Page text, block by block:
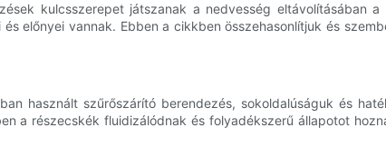
kulcsszerepet játszanak a nedvesség eltávolításában
előnyei vannak. Ebben a cikkben összehasonlítjuk és
használt szűrőszárító berendezés, sokoldalúságuk és
a részecskék fluidizálódnak és folyadékszerű állapotot